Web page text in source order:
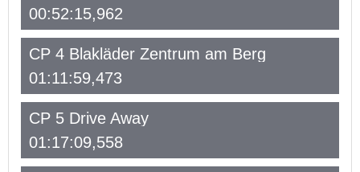
00:52:15,962
CP 4 Blakläder Zentrum am Berg
01:11:59,473
CP 5 Drive Away
01:17:09,558